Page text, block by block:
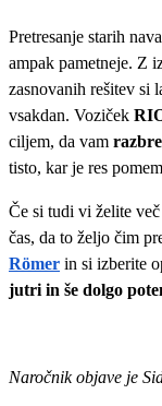
Pretresanje starih
ampak pametneje. Z
zasnovanih rešitev si
vsakdan. Voziček
ciljem, da vam
tisto, kar je res
Če si tudi vi želite
čas, da to željo čim
Römer in si izberite
jutri in še dolgo
Naročnik objave je